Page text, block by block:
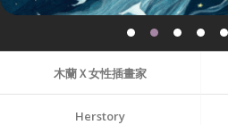
認識我們
木蘭Ｘ女性插畫家
Herstory